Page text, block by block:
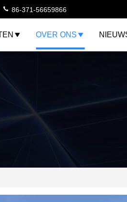
86-371-56659866
OVER ONS